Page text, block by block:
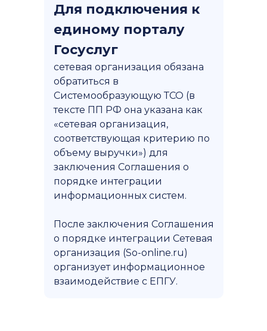
Для подключения к
единому порталу
Госуслуг
сетевая организация обязана
обратиться в
Системообразующую ТСО (в
тексте ПП РФ она указана как
«сетевая организация,
соответствующая критерию по
объему выручки») для
заключения Соглашения о
порядке интеграции
информационных систем.
После заключения Соглашения
о порядке интеграции Сетевая
организация (So-online.ru)
организует информационное
взаимодействие с ЕПГУ.